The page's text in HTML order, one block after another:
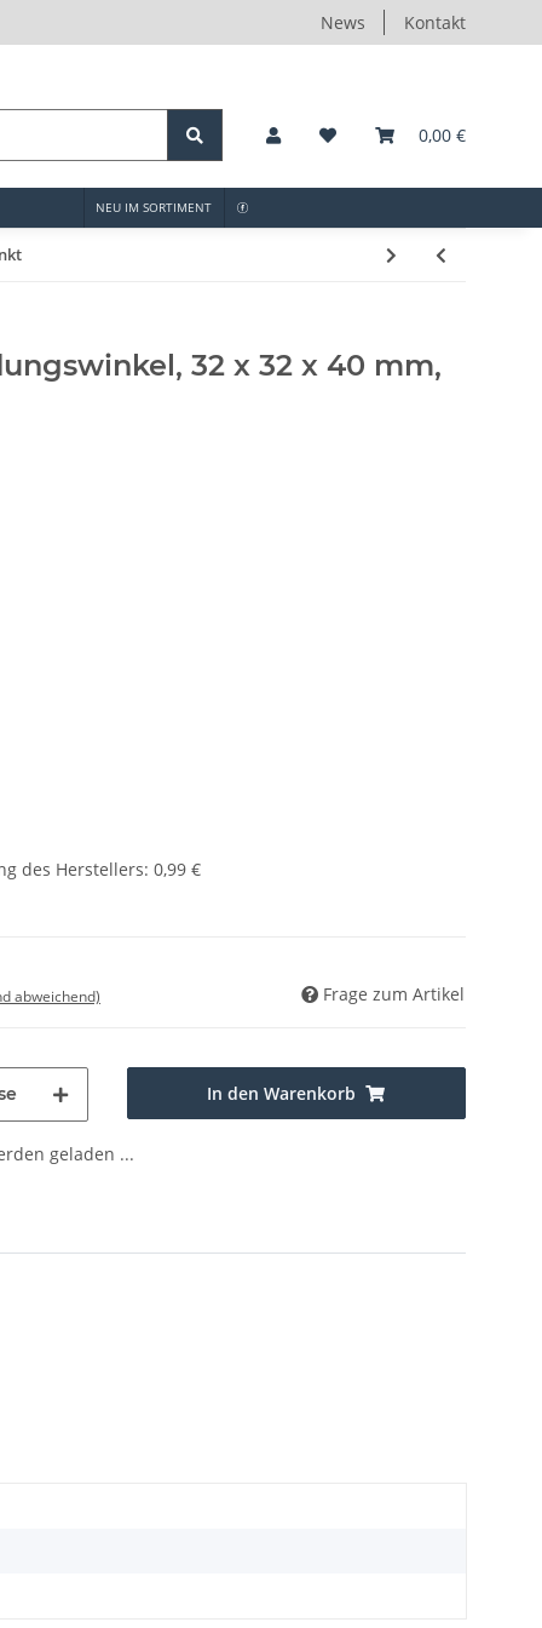
News Kontakt
0,00 €
NEU IM SORTIMENT
32 x 32 x 40 mm,
des Herstellers: 0,99 €
abweichend) Frage zum Artikel
In den Warenkorb
geladen ...